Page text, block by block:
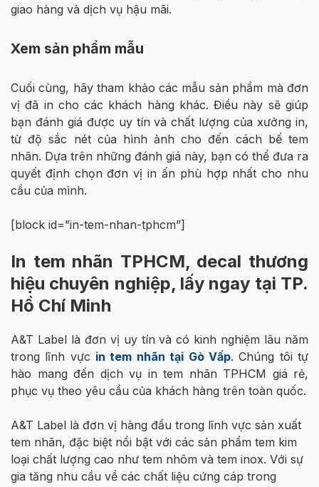
giao hàng và dịch vụ hậu mãi.
Xem sản phẩm mẫu
Cuối cùng, hãy tham khảo các mẫu sản phẩm mà đơn
vị đã in cho các khách hàng khác. Điều này sẽ giúp
bạn đánh giá được uy tín và chất lượng của xưởng in,
từ độ sắc nét của hình ảnh cho đến cách bế tem
nhãn. Dựa trên những đánh giá này, bạn có thể đưa ra
quyết định chọn đơn vị in ấn phù hợp nhất cho nhu
cầu của mình.
[block id=”in-tem-nhan-tphcm”]
In tem nhãn TPHCM, decal thương
hiệu chuyên nghiệp, lấy ngay tại TP.
Hồ Chí Minh
A&T Label là đơn vị uy tín và có kinh nghiệm lâu năm
trong lĩnh vực in tem nhãn tại Gò Vấp. Chúng tôi tự
hào mang đến dịch vụ in tem nhãn TPHCM giá rẻ,
phục vụ theo yêu cầu của khách hàng trên toàn quốc.
A&T Label là đơn vị hàng đầu trong lĩnh vực sản xuất
tem nhãn, đặc biệt nổi bật với các sản phẩm tem kim
loại chất lượng cao như tem nhôm và tem inox. Với sự
gia tăng nhu cầu về các chất liệu cứng cáp trong